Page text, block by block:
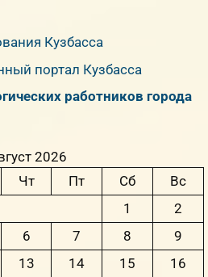
Кузбасса
портал Кузбасса
работников города
2026
Чт Пт Сб
Вс
1
2
6 7 8
9
13 14 15 16